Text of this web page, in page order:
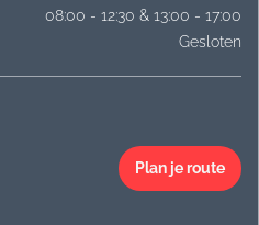
08:00 - 12:30 & 13:00 - 17:00
Gesloten
Plan je route